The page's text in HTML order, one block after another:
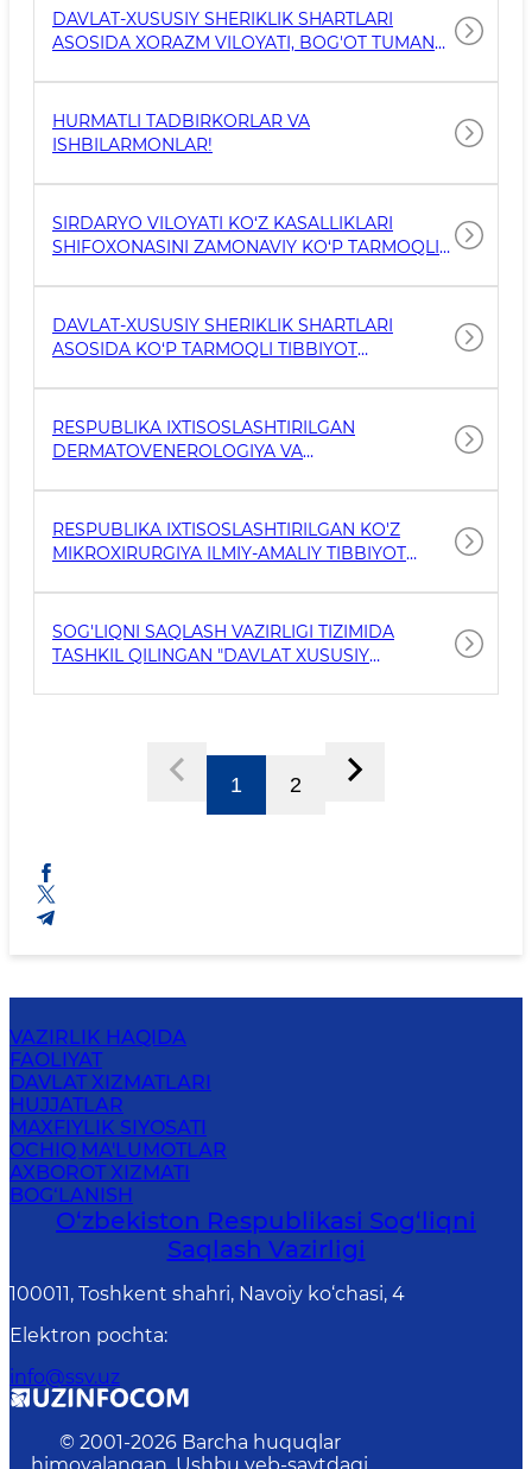
DAVLAT-XUSUSIY SHERIKLIK SHARTLARI
ASOSIDA XORAZM VILOYATI, BOG'OT TUMAN
OSHIRILADIGAN LOYIHA
HURMATLI TADBIRKORLAR VA
ISHBILARMONLAR!
SIRDARYO VILOYATI KO‘Z KASALLIKLARI
SHIFOXONASINI ZAMONAVIY KO‘P TARMOQLI
DAVLAT-XUSUSIY SHERIKLIK SHARTLARI
ASOSIDA KO‘P TARMOQLI TIBBIYOT
YUZASIDAN JAMOATCHILIK MUHOKAMASI
EʼLONI
RESPUBLIKA IXTISOSLASHTIRILGAN
DERMATOVENEROLOGIYA VA
QASHQADARYO VILOYAT FILIALI
RESPUBLIKA IXTISOSLASHTIRILGAN KO'Z
MIKROXIRURGIYA ILMIY-AMALIY TIBBIYOT
SOG'LIQNI SAQLASH VAZIRLIGI TIZIMIDA
TASHKIL QILINGAN "DAVLAT XUSUSIY
1 2
VAZIRLIK HAQIDA
FAOLIYAT
DAVLAT XIZMATLARI
HUJJATLAR
MAXFIYLIK SIYOSATI
OCHIQ MA'LUMOTLAR
AXBOROT XIZMATI
BOG‘LANISH
O‘zbеkistоn Rеspublikаsi Sоg‘liqni
Saqlash Vаzirligi
100011, Toshkent shahri, Navoiy ko‘chаsi, 4
Elektron pochta:
info@ssv.uz
© 2001-2026 Barcha huquqlar